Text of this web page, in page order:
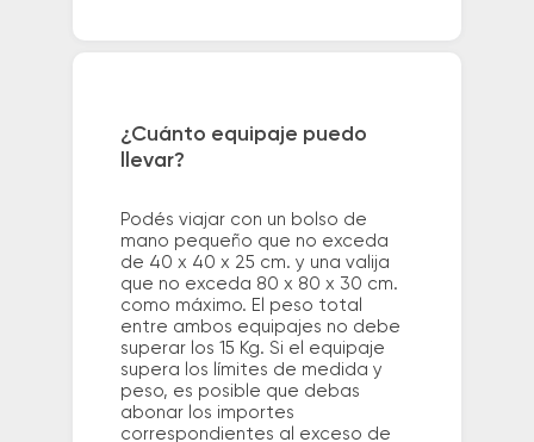
¿Cuánto equipaje puedo
llevar?
Podés viajar con un bolso de
mano pequeño que no exceda
de 40 x 40 x 25 cm. y una valija
que no exceda 80 x 80 x 30 cm.
como máximo. El peso total
entre ambos equipajes no debe
superar los 15 Kg. Si el equipaje
supera los límites de medida y
peso, es posible que debas
abonar los importes
correspondientes al exceso de